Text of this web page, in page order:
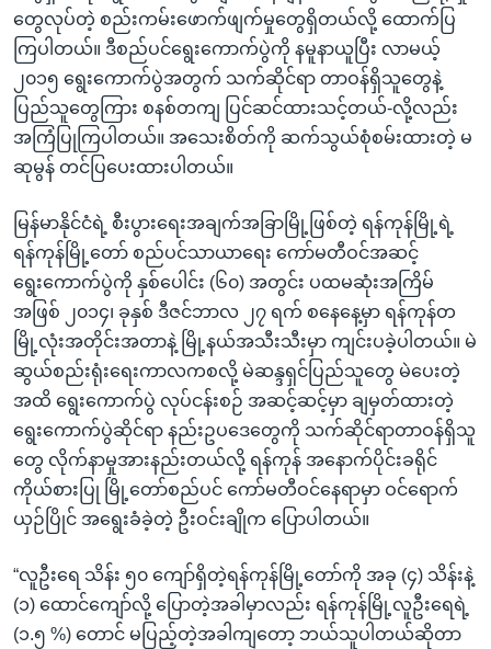
တွေလုပ်တဲ့ စည်းကမ်းဖောက်ဖျက်မှုတွေရှိတယ်လို့ ထောက်ပြ
ကြပါတယ်။ ဒီစည်ပင်ရွေးကောက်ပွဲကို နမူနာယူပြီး လာမယ့်
၂၀၁၅ ရွေးကောက်ပွဲအတွက် သက်ဆိုင်ရာ တာဝန်ရှိသူတွေနဲ့
ပြည်သူတွေကြား စနစ်တကျ ပြင်ဆင်ထားသင့်တယ်-လို့လည်း
အကြံပြုကြပါတယ်။ အသေးစိတ်ကို ဆက်သွယ်စုံစမ်းထားတဲ့ မ
ဆုမွန် တင်ပြပေးထားပါတယ်။
မြန်မာနိုင်ငံရဲ့ စီးပွားရေးအချက်အခြာမြို့ဖြစ်တဲ့ ရန်ကုန်မြို့ရဲ့
ရန်ကုန်မြို့တော် စည်ပင်သာယာရေး ကော်မတီဝင်အဆင့်
ရွေးကောက်ပွဲကို နှစ်ပေါင်း (၆၀) အတွင်း ပထမဆုံးအကြိမ်
အဖြစ် ၂၀၁၄၊ ခုနှစ် ဒီဇင်ဘာလ ၂၇ ရက် စနေနေ့မှာ ရန်ကုန်တ
မြို့လုံးအတိုင်းအတာနဲ့ မြို့နယ်အသီးသီးမှာ ကျင်းပခဲ့ပါတယ်။ မဲ
ဆွယ်စည်းရုံးရေးကာလကစလို့ မဲဆန္ဒရှင်ပြည်သူတွေ မဲပေးတဲ့
အထိ ရွေးကောက်ပွဲ လုပ်ငန်းစဉ် အဆင့်ဆင့်မှာ ချမှတ်ထားတဲ့
ရွေးကောက်ပွဲဆိုင်ရာ နည်းဥပဒေတွေကို သက်ဆိုင်ရာတာဝန်ရှိသူ
တွေ လိုက်နာမှုအားနည်းတယ်လို့ ရန်ကုန် အနောက်ပိုင်းခရိုင်
ကိုယ်စားပြု မြို့တော်စည်ပင် ကော်မတီဝင်နေရာမှာ ဝင်ရောက်
ယှဉ်ပြိုင် အရွေးခံခဲ့တဲ့ ဦးဝင်းချိုက ပြောပါတယ်။
“လူဦးရေ သိန်း ၅၀ ကျော်ရှိတဲ့ရန်ကုန်မြို့တော်ကို အခု (၄) သိန်းနဲ့
(၁) ထောင်ကျော်လို့ ပြောတဲ့အခါမှာလည်း ရန်ကုန်မြို့လူဦးရေရဲ့
(၁.၅ %) တောင် မပြည့်တဲ့အခါကျတော့ ဘယ်သူပါတယ်ဆိုတာ